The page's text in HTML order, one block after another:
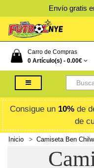
Envío gratis
Carro de Compras
0 Artículo(s) - 0.00€
Consigue un 10%de
de
Inicio Camiseta Ben